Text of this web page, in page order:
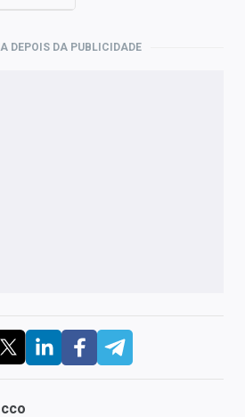
DEPOIS DA PUBLICIDADE